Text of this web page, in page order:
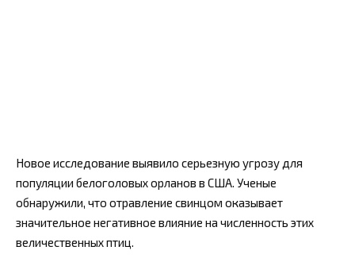
Новое исследование выявило серьезную угрозу для
популяции белоголовых орланов в США. Ученые
обнаружили, что отравление свинцом оказывает
значительное негативное влияние на численность этих
величественных птиц.